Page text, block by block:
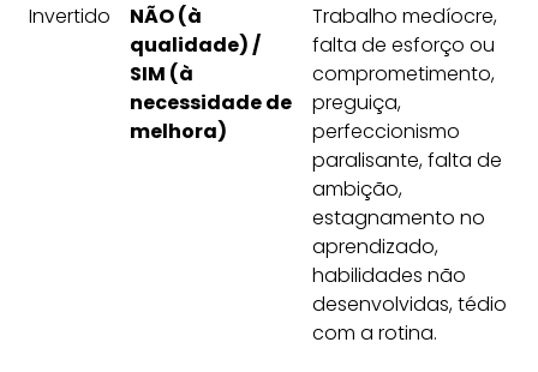
Invertido
NÃO (à
qualidade) /
SIM (à
necessidade de
melhora)
Trabalho medíocre,
falta de esforço ou
comprometimento,
preguiça,
perfeccionismo
paralisante, falta de
ambição,
estagnamento no
aprendizado,
habilidades não
desenvolvidas, tédio
com a rotina.